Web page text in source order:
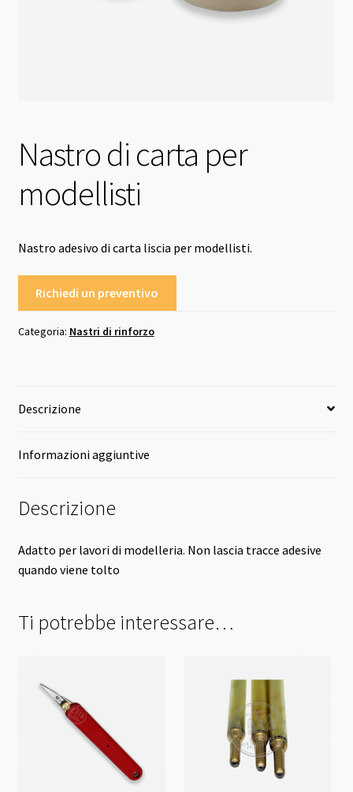
Nastro di carta per
modellisti
Nastro adesivo di carta liscia per modellisti.
Richiedi un preventivo
Categoria: Nastri di rinforzo
Descrizione
Informazioni aggiuntive
Descrizione
Adatto per lavori di modelleria. Non lascia tracce adesive
quando viene tolto
Ti potrebbe interessare…